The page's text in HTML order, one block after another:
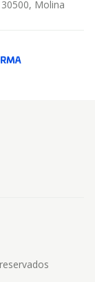
Molina